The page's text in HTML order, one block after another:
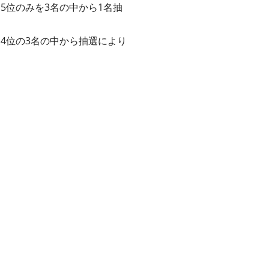
のみを3名の中から1名抽
の3名の中から抽選により